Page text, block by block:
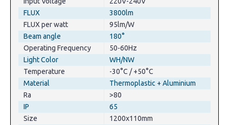
FLUX
3800lm
FLUX per watt
95lm/W
Beam angle
180°
Operating Frequency
50-60Hz
Light Color
WH/NW
Temperature
-30°C / +50°C
Material
Thermoplastic + Aluminium
Ra
>80
IP
65
Size
1200x110mm